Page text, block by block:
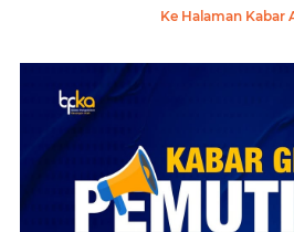
Ke Halaman Kabar